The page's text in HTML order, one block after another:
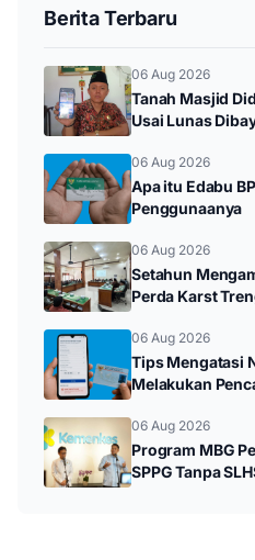
Berita Terbaru
06 Aug 2026
Tanah Masjid
Usai Lunas
06 Aug 2026
Apa itu Edabu
Penggunaanya
06 Aug 2026
Setahun
Perda Karst
06 Aug 2026
Tips Mengatasi
Melakukan
06 Aug 2026
Program MBG
SPPG Tanpa